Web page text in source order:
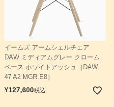
イームズ アームシェルチェア
DAW ミディアムグレー クローム
ベース ホワイトアッシュ［DAW.
47 A2 MGR E8］
¥127,600税込